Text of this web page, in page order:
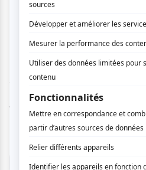
Vous devez être
donner un avis.
Connectez-